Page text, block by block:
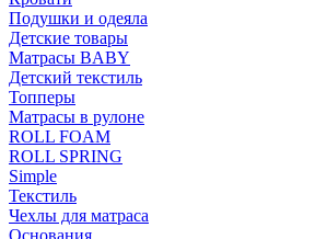
Подушки и одеяла
Детские товары
Матрасы BABY
Детский текстиль
Топперы
Матрасы в рулоне
ROLL FOAM
ROLL SPRING
Simple
Текстиль
Чехлы для матраса
Основания